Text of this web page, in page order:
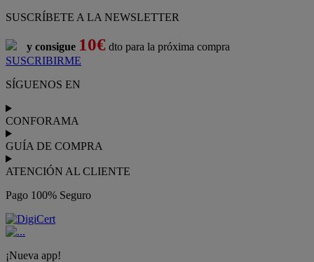
SUSCRÍBETE A LA NEWSLETTER
y consigue 10€ dto para la próxima compra
SUSCRIBIRME
SÍGUENOS EN
CONFORAMA
GUÍA DE COMPRA
ATENCIÓN AL CLIENTE
Pago 100% Seguro
¡Nueva app!